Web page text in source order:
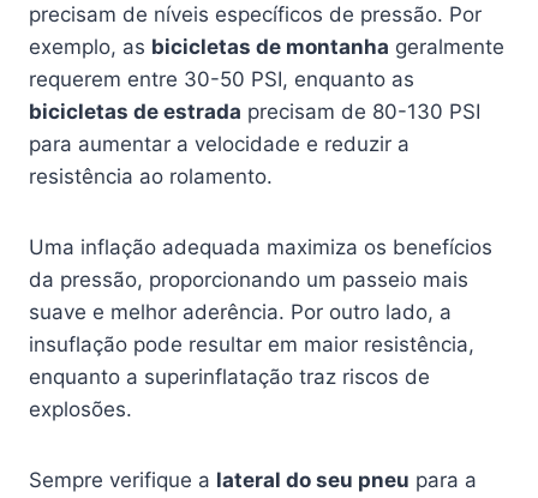
precisam de níveis específicos de pressão. Por
exemplo, as bicicletas de montanha geralmente
requerem entre 30-50 PSI, enquanto as
bicicletas de estrada precisam de 80-130 PSI
para aumentar a velocidade e reduzir a
resistência ao rolamento.
Uma inflação adequada maximiza os benefícios
da pressão, proporcionando um passeio mais
suave e melhor aderência. Por outro lado, a
insuflação pode resultar em maior resistência,
enquanto a superinflatação traz riscos de
explosões.
Sempre verifique a lateral do seu pneu para a